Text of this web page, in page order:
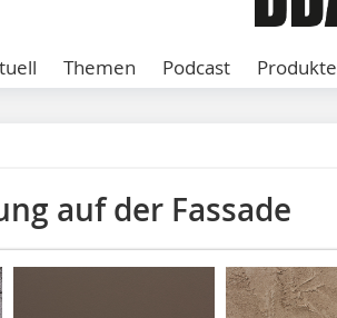
Themen Podcast Produkte
auf der Fassade